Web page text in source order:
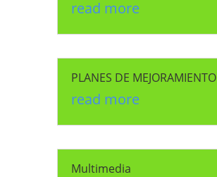
read more
PLANES DE MEJORAMIENTO
read more
Multimedia